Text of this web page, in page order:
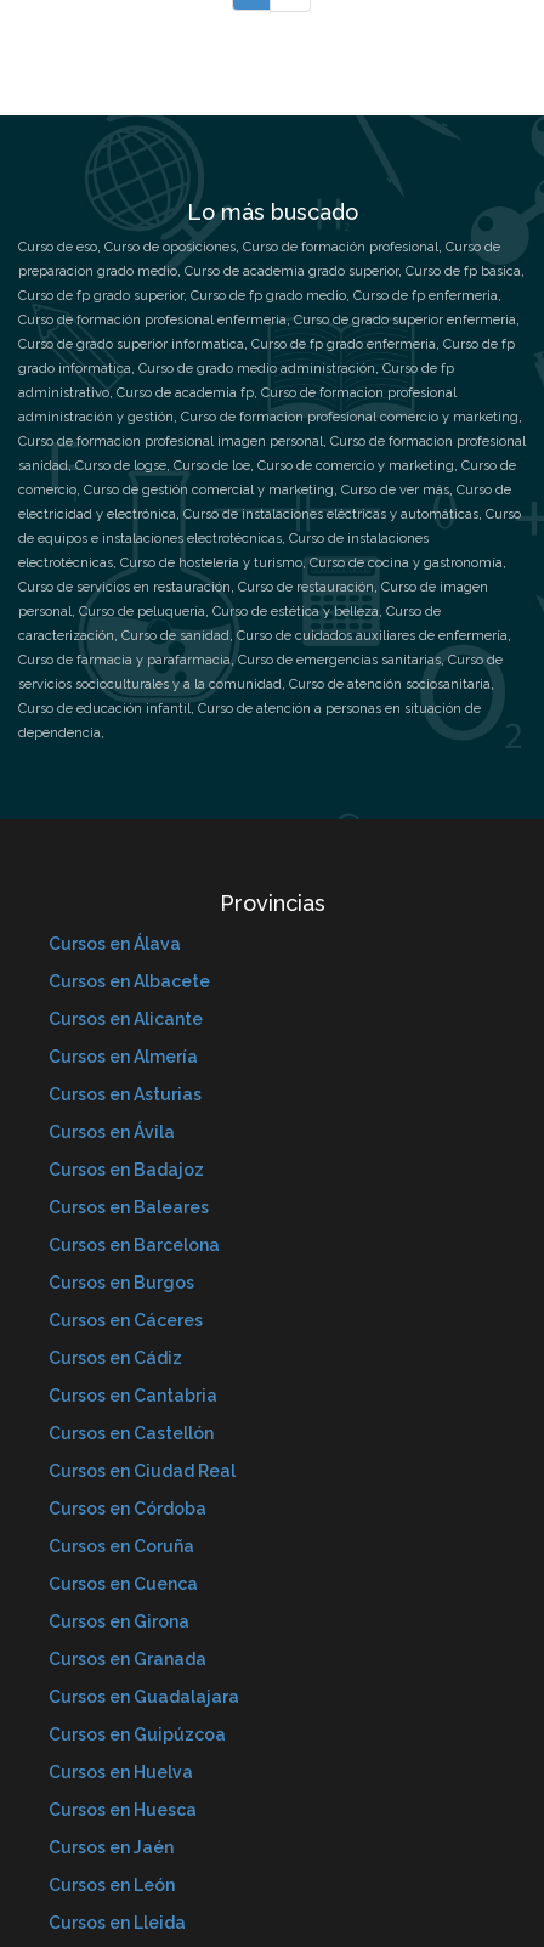
Lo más buscado
Curso de eso, Curso de oposiciones, Curso de formación profesional, Curso de
preparacion grado medio, Curso de academia grado superior, Curso de fp basica,
Curso de fp grado superior, Curso de fp grado medio, Curso de fp enfermeria,
Curso de formación profesional enfermeria,Curso de grado superior enfermeria,
Curso de grado superior informatica, Curso de fp grado enfermeria, Curso de fp
grado informatica, Curso de grado medio administración, Curso de fp
administrativo, Curso de academia fp, Curso de formacion profesional
administración y gestión, Curso de formacion profesional comercio y marketing,
Curso de formacion profesional imagen personal, Curso de formacion profesional
sanidad,Curso de logse, Curso de loe, Curso de comercio y marketing, Curso de
comercio, Curso de gestión comercial y marketing, Curso de ver más, Curso de
electricidad y electrónica, Curso de instalaciones eléctricas y automáticas, Curso
de equipos e instalaciones electrotécnicas, Curso de instalaciones
electrotécnicas, Curso de hostelería y turismo,Curso de cocina y gastronomía,
Curso de servicios en restauración, Curso de restauración, Curso de imagen
personal, Curso de peluquería, Curso de estética y belleza, Curso de
caracterización, Curso de sanidad, Curso de cuidados auxiliares de enfermería,
Curso de farmacia y parafarmacia,Curso de emergencias sanitarias,Curso de
servicios socioculturales y a la comunidad, Curso de atención sociosanitaria,
Curso de educación infantil, Curso de atención a personas en situación de
dependencia,
Provincias
Cursos en Álava
Cursos en Albacete
Cursos en Alicante
Cursos en Almería
Cursos en Asturias
Cursos en Ávila
Cursos en Badajoz
Cursos en Baleares
Cursos en Barcelona
Cursos en Burgos
Cursos en Cáceres
Cursos en Cádiz
Cursos en Cantabria
Cursos en Castellón
Cursos en Ciudad Real
Cursos en Córdoba
Cursos en Coruña
Cursos en Cuenca
Cursos en Girona
Cursos en Granada
Cursos en Guadalajara
Cursos en Guipúzcoa
Cursos en Huelva
Cursos en Huesca
Cursos en Jaén
Cursos en León
Cursos en Lleida